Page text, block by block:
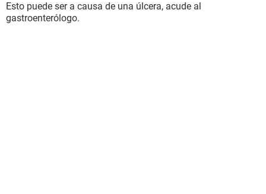
Esto puede ser a causa de una úlcera, acude al
gastroenterólogo.